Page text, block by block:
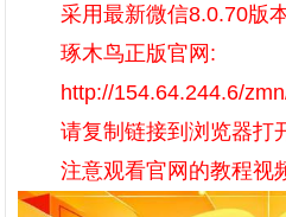
采用最新微信8.0.70版
琢木鸟正版官网:
http://154.64.244.6/
请复制链接到浏览器打
注意观看官网的教程视